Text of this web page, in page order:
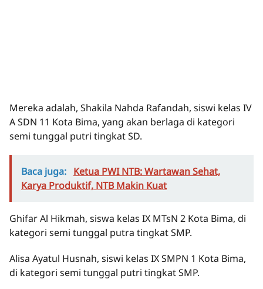
Mereka adalah, Shakila Nahda Rafandah, siswi kelas IV
A SDN 11 Kota Bima, yang akan berlaga di kategori
semi tunggal putri tingkat SD.
Baca juga: Ketua PWI NTB: Wartawan Sehat,
Karya Produktif, NTB Makin Kuat
Ghifar Al Hikmah, siswa kelas IX MTsN 2 Kota Bima, di
kategori semi tunggal putra tingkat SMP.
Alisa Ayatul Husnah, siswi kelas IX SMPN 1 Kota Bima,
di kategori semi tunggal putri tingkat SMP.